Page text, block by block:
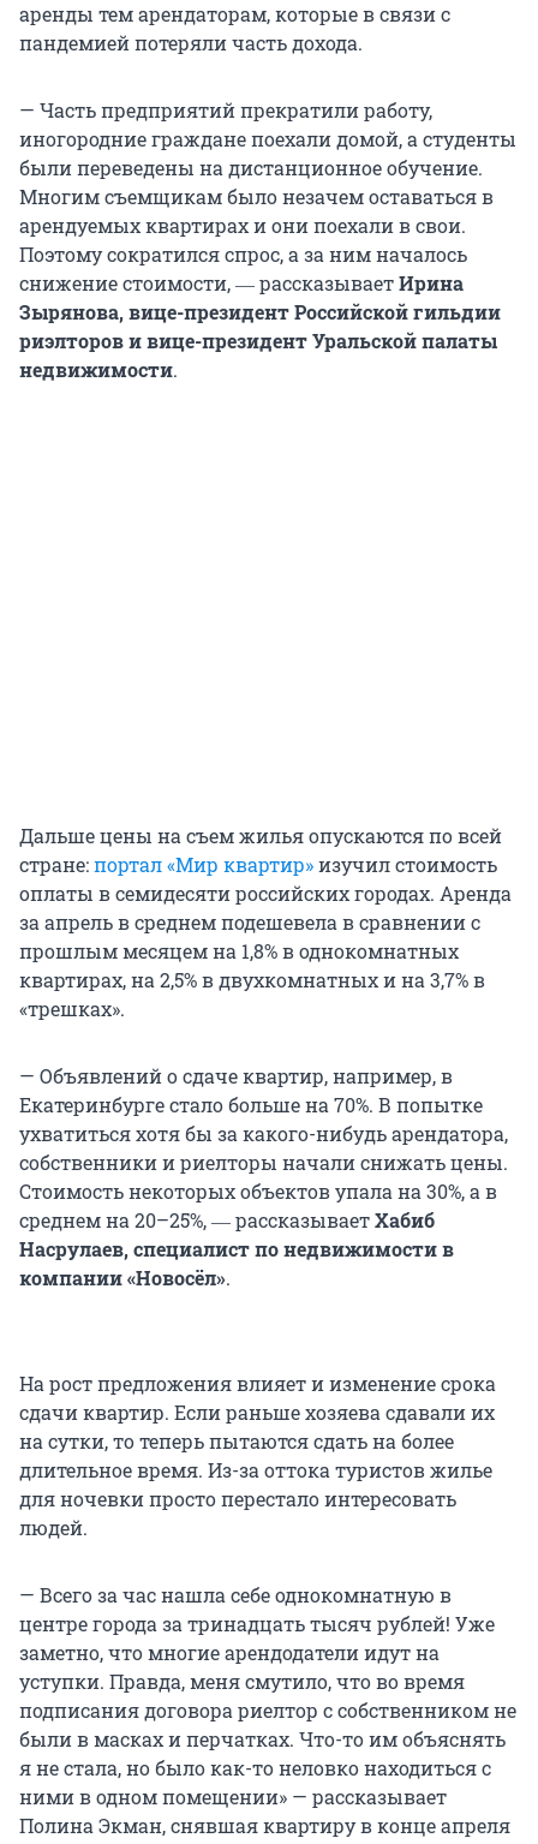
аренды тем арендаторам, которые в связи с
пандемией потеряли часть дохода.
— Часть предприятий прекратили работу,
иногородние граждане поехали домой, а студенты
были переведены на дистанционное обучение.
Многим съемщикам было незачем оставаться в
арендуемых квартирах и они поехали в свои.
Поэтому сократился спрос, а за ним началось
снижение стоимости, ― рассказываетИрина
Зырянова, вице-президент Российской гильдии
риэлторов и вице-президент Уральской палаты
недвижимости.
Дальше цены на съем жилья опускаются по всей
стране:портал «Мир квартир»изучил стоимость
оплаты в семидесяти российских городах. Аренда
за апрель в среднем подешевела в сравнении с
прошлым месяцем на 1,8% в однокомнатных
квартирах, на 2,5% в двухкомнатных и на 3,7% в
«трешках».
— Объявлений о сдаче квартир, например, в
Екатеринбурге стало больше на 70%. В попытке
ухватиться хотя бы за какого-нибудь арендатора,
собственники и риелторы начали снижать цены.
Стоимость некоторых объектов упала на 30%, а в
среднем на 20–25%, ― рассказываетХабиб
Насрулаев, специалист по недвижимости в
компании «Новосёл».
На рост предложения влияет и изменение срока
сдачи квартир. Если раньше хозяева сдавали их
на сутки, то теперь пытаются сдать на более
длительное время. Из-за оттока туристов жилье
для ночевки просто перестало интересовать
людей.
— Всего за час нашла себе однокомнатную в
центре города за тринадцать тысяч рублей! Уже
заметно, что многие арендодатели идут на
уступки. Правда, меня смутило, что во время
подписания договора риелтор с собственником не
были в масках и перчатках. Что-то им объяснять
я не стала, но было как-то неловко находиться с
ними в одном помещении» — рассказывает
Полина Экман, снявшая квартиру в конце апреля